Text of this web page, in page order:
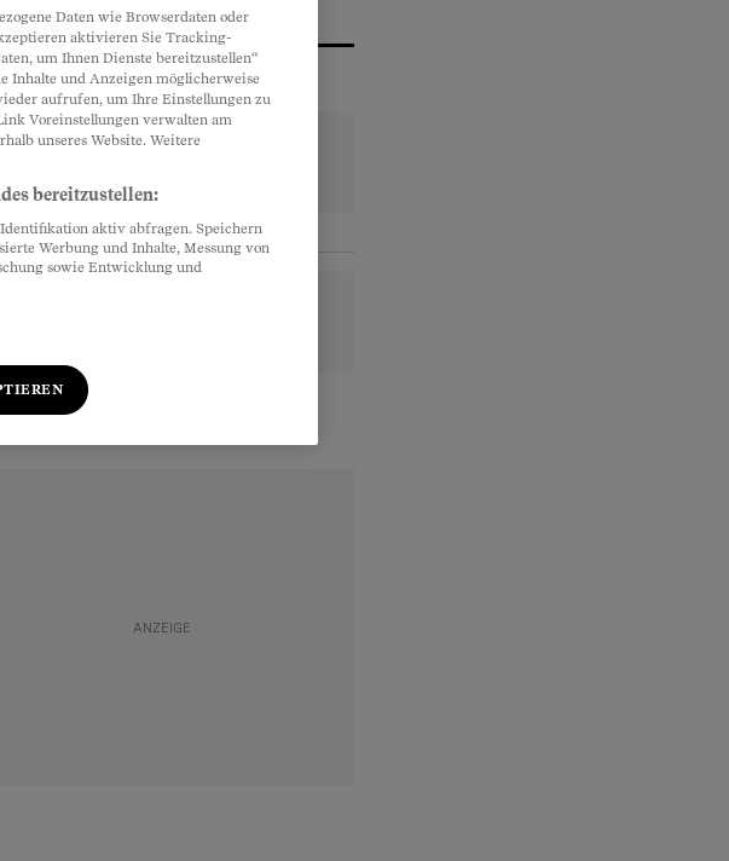
Daten wie Browserdaten oder
aktivieren Sie Tracking-
um Ihnen Dienste bereitzustellen“
Inhalte und Anzeigen möglicherweise
aufrufen, um Ihre Einstellungen zu
Voreinstellungen verwalten am
unseres Website. Weitere
bereitzustellen:
aktiv abfragen. Speichern
Werbung und Inhalte, Messung von
sowie Entwicklung und